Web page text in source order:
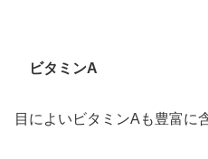
ビタミンA
目によいビタミンAも豊富に